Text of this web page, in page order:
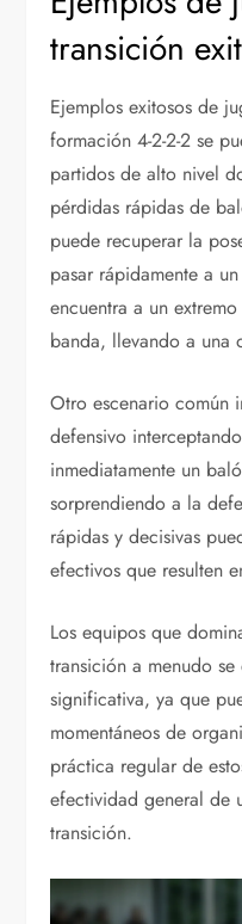
transición
Ejemplos exitosos de
formación 4-2-2-2 se
partidos de alto nivel
pérdidas rápidas de
puede recuperar la
pasar rápidamente a
encuentra a un
banda, llevando a una
Otro escenario común
defensivo
inmediatamente un
sorprendiendo a la
rápidas y decisivas
efectivos que resulten
Los equipos que
transición a menudo
significativa, ya que
momentáneos de
práctica regular de
efectividad general de
transición.